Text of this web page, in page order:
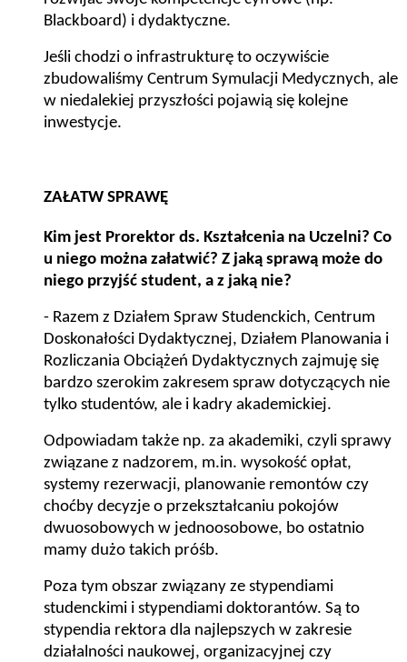
Blackboard) i dydaktyczne.
Jeśli chodzi o infrastrukturę to oczywiście
zbudowaliśmy Centrum Symulacji Medycznych, ale
w niedalekiej przyszłości pojawią się kolejne
inwestycje.
ZAŁATW SPRAWĘ
Kim jest Prorektor ds. Kształcenia na Uczelni? Co
u niego można załatwić? Z jaką sprawą może do
niego przyjść student, a z jaką nie?
- Razem z Działem Spraw Studenckich, Centrum
Doskonałości Dydaktycznej, Działem Planowania i
Rozliczania Obciążeń Dydaktycznych zajmuję się
bardzo szerokim zakresem spraw dotyczących nie
tylko studentów, ale i kadry akademickiej.
Odpowiadam także np. za akademiki, czyli sprawy
związane z nadzorem, m.in. wysokość opłat,
systemy rezerwacji, planowanie remontów czy
choćby decyzje o przekształcaniu pokojów
dwuosobowych w jednoosobowe, bo ostatnio
mamy dużo takich próśb.
Poza tym obszar związany ze stypendiami
studenckimi i stypendiami doktorantów. Są to
stypendia rektora dla najlepszych w zakresie
działalności naukowej, organizacyjnej czy